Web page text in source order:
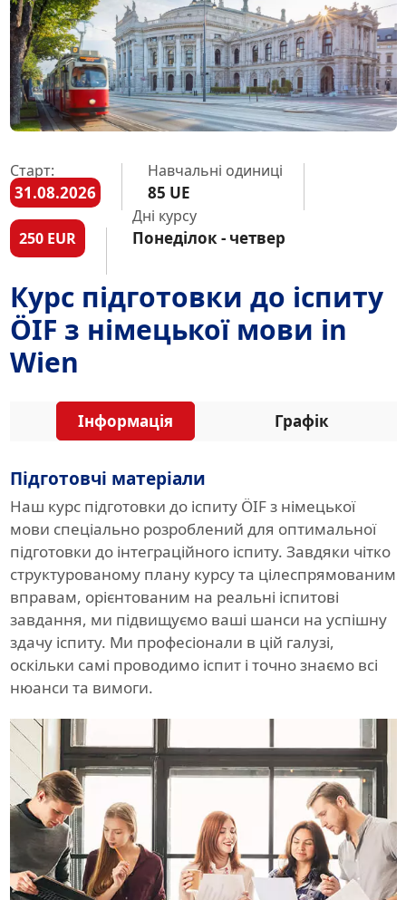
Старт:
31.08.2026
Навчальні одиниці
85 UE
250 EUR
Дні курсу
Понеділок - четвер
Курс підготовки до іспиту
ÖIF з німецької мови in
Wien
Інформація Графік
Підготовчі матеріали
Наш курс підготовки до іспиту ÖIF з німецької
мови спеціально розроблений для оптимальної
підготовки до інтеграційного іспиту. Завдяки чітко
структурованому плану курсу та цілеспрямованим
вправам, орієнтованим на реальні іспитові
завдання, ми підвищуємо ваші шанси на успішну
здачу іспиту. Ми професіонали в цій галузі,
оскільки самі проводимо іспит і точно знаємо всі
нюанси та вимоги.